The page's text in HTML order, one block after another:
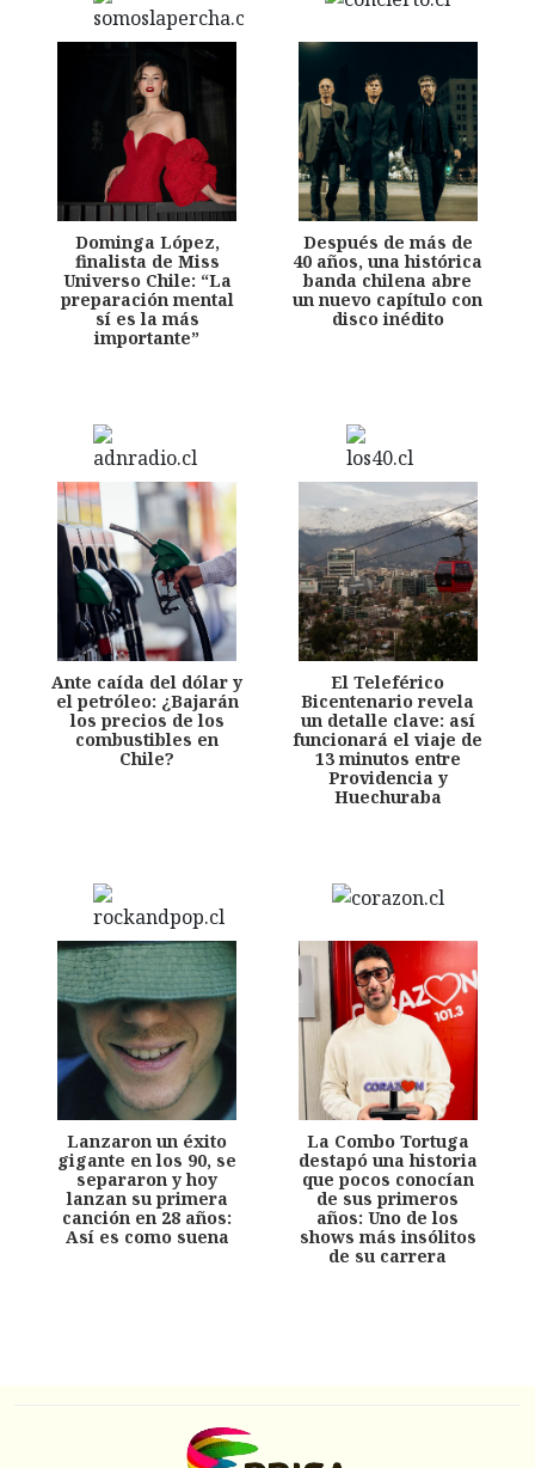
Dominga López,
finalista de Miss
Universo Chile: “La
preparación mental
sí es la más
importante”
Después de más de
40 años, una histórica
banda chilena abre
un nuevo capítulo con
disco inédito
Ante caída del dólar y
el petróleo: ¿Bajarán
los precios de los
combustibles en
Chile?
El Teleférico
Bicentenario revela
un detalle clave: así
funcionará el viaje de
13 minutos entre
Providencia y
Huechuraba
Lanzaron un éxito
gigante en los 90, se
separaron y hoy
lanzan su primera
canción en 28 años:
Así es como suena
La Combo Tortuga
destapó una historia
que pocos conocían
de sus primeros
años: Uno de los
shows más insólitos
de su carrera